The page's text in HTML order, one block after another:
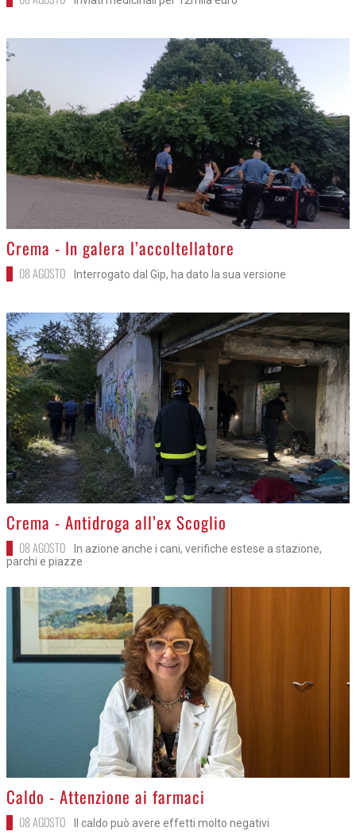
>
Crema - In galera l’accoltellatore
08 AGOSTO Interrogato dal Gip, ha dato la sua versione
>
Crema - Antidroga all’ex Scoglio
08 AGOSTO
In azione anche i cani, verifiche estese a stazione,
parchi e piazze
>
Caldo - Attenzione ai farmaci
08 AGOSTO Il caldo può avere effetti molto negativi